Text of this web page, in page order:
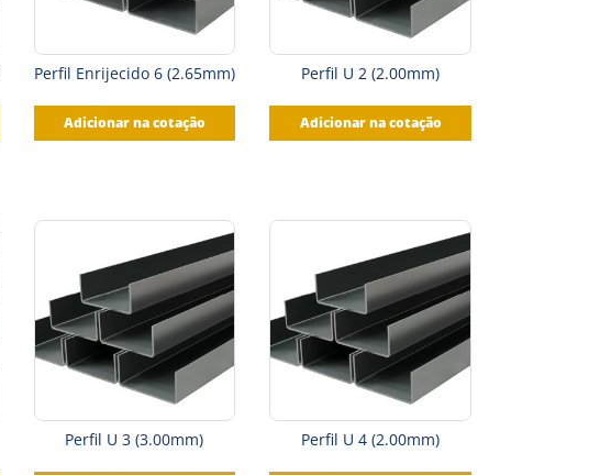
Perfil Enrijecido 6 (2.65mm)
Adicionar na cotação
Perfil U 2 (2.00mm)
Adicionar na cotação
Perfil U 3 (3.00mm) Perfil U 4 (2.00mm)